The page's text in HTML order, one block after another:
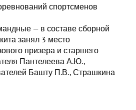
спортсменов
— в составе сборной
занял 3 место
призера и старшего
Пантелеева А.Ю.,
Башту П.В., Страшкина